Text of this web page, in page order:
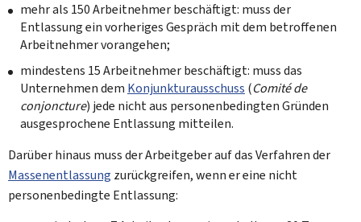
mehr als 150 Arbeitnehmer beschäftigt: muss der
Entlassung ein vorheriges Gespräch mit dem betroffenen
Arbeitnehmer vorangehen;
mindestens 15 Arbeitnehmer beschäftigt: muss das
Unternehmen dem Konjunkturausschuss (Comité de
conjoncture) jede nicht aus personenbedingten Gründen
ausgesprochene Entlassung mitteilen.
Darüber hinaus muss der Arbeitgeber auf das Verfahren der
Massenentlassung zurückgreifen, wenn er eine nicht
personenbedingte Entlassung: